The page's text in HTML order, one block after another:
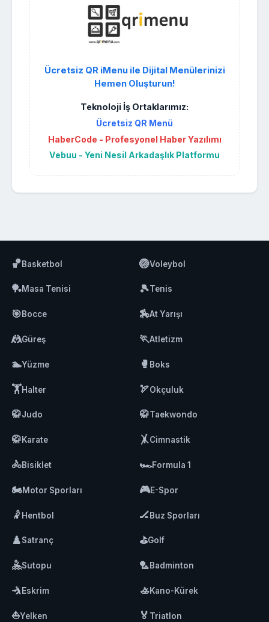
Ücretsiz QR iMenu ile Dijital Menülerinizi
Hemen Oluşturun!
Teknoloji İş Ortaklarımız:
Ücretsiz QR Menü
HaberCode - Profesyonel Haber Yazılımı
Vebuu - Yeni Nesil Arkadaşlık Platformu
🏀Basketbol 🏐Voleybol
🏓Masa Tenisi 🎾Tenis
🎯Bocce 🏇At Yarışı
🤼Güreş 🏃Atletizm
🏊Yüzme 🥊 Boks
🏋️Halter 🏹Okçuluk
🥋Judo 🥋Taekwondo
🥋Karate 🤸Cimnastik
🚴Bisiklet 🏎️Formula 1
🏍️Motor Sporları 🎮E-Spor
🤾Hentbol 🏒Buz Sporları
♟️Satranç ⛳Golf
🤽Sutopu 🏸Badminton
🤺Eskrim 🚣Kano-Kürek
⛵Yelken 🏅 Triatlon